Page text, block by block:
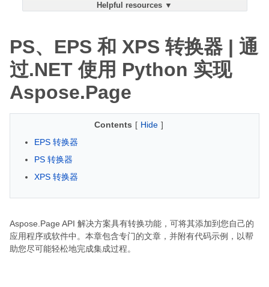
Helpful resources ▼
PS、EPS 和 XPS 转换器 | 通
过.NET 使用 Python 实现
Aspose.Page
Contents [ Hide ]
EPS 转换器
PS 转换器
XPS 转换器
Aspose.Page API 解决方案具有转换功能，可将其添加到您自己的
应用程序或软件中。本章包含专门的文章，并附有代码示例，以帮
助您尽可能轻松地完成集成过程。